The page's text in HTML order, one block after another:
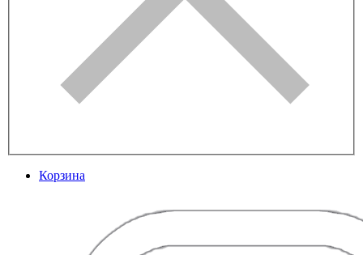
Корзина